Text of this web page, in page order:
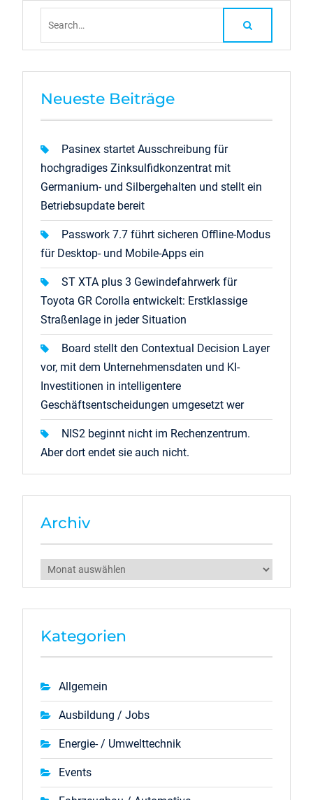
Neueste Beiträge
Pasinex startet Ausschreibung für
hochgradiges Zinksulfidkonzentrat mit
Germanium- und Silbergehalten und stellt ein
Betriebsupdate bereit
Passwork 7.7 führt sicheren Offline-Modus
für Desktop- und Mobile-Apps ein
ST XTA plus 3 Gewindefahrwerk für
Toyota GR Corolla entwickelt: Erstklassige
Straßenlage in jeder Situation
Board stellt den Contextual Decision Layer
vor, mit dem Unternehmensdaten und KI-
Investitionen in intelligentere
Geschäftsentscheidungen umgesetzt wer
NIS2 beginnt nicht im Rechenzentrum.
Aber dort endet sie auch nicht.
Archiv
Archiv
Kategorien
Allgemein
Ausbildung / Jobs
Energie- / Umwelttechnik
Events